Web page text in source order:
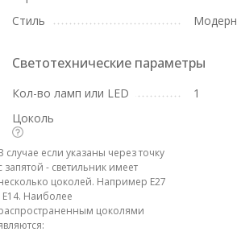
Стиль
Модерн
Светотехнические параметры
Кол-во ламп или LED
1
Цоколь
случае если указаны через точку
запятой - светильник имеет
цоколей. Например E27
E14. Наиболее
цоколями